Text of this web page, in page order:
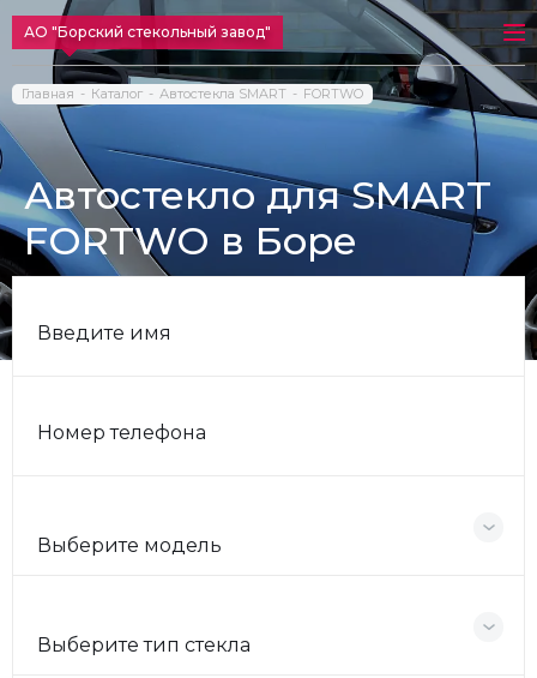
АО "Борский стекольный завод"
Главная Каталог Автостекла SMART FORTWO
Автостекло для SMART
FORTWO в Боре
Введите имя
Номер телефона
Выберите модель
Выберите тип стекла